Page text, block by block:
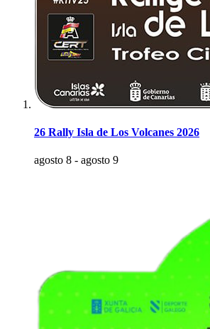
26 Rally Isla de Los Volcanes 2026
agosto 8 - agosto 9